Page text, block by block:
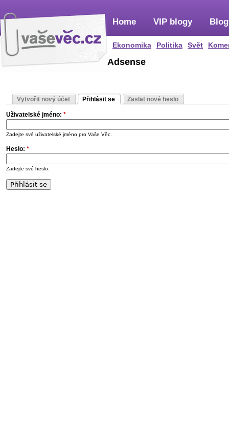
Home
Ekonomika Politika Svět
VIP blogy
Adsense
Vytvořit nový účet Přihlásit se Zaslat nové heslo
Uživatelské jméno: *
Zadejte své uživatelské jméno pro Vaše Věc.
Heslo: *
Zadejte své heslo.